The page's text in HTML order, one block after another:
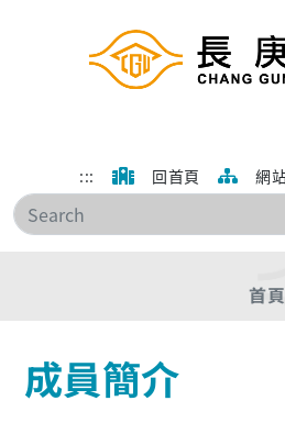
::: 回首頁 網
首頁
成員簡介